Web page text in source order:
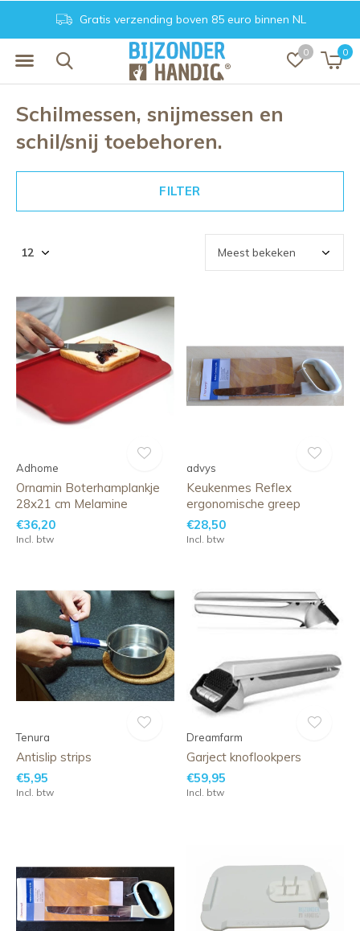
0 0
Gratis verzending boven 85 euro binnen NL
Schilmessen, snijmessen en
schil/snij toebehoren.
FILTER
Adhome
Ornamin Boterhamplankje
28x21 cm Melamine
€36,20
Incl. btw
advys
Keukenmes Reflex
ergonomische greep
€28,50
Incl. btw
Tenura
Antislip strips
€5,95
Incl. btw
Dreamfarm
Garject knoflookpers
€59,95
Incl. btw